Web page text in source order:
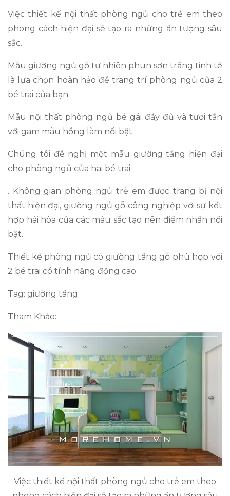
Việc thiết kế nội thất phòng ngủ cho trẻ em theo
phong cách hiện đại sẽ tạo ra những ấn tượng sâu
sắc.
Mẫu giường ngủ gỗ tự nhiên phun sơn trắng tinh tế
là lựa chọn hoàn hảo để trang trí phòng ngủ của 2
bé trai của bạn.
Mẫu nội thất phòng ngủ bé gái đầy đủ và tươi tắn
với gam màu hồng làm nổi bật.
Chúng tôi đề nghị một mẫu giường tầng hiện đại
cho phòng ngủ của hai bé trai.
. Không gian phòng ngủ trẻ em được trang bị nội
thất hiện đại, giường ngủ gỗ công nghiệp với sự kết
hợp hài hòa của các màu sắc tạo nên điểm nhấn nổi
bật.
Thiết kế phòng ngủ có giường tầng gỗ phù hợp với
2 bé trai có tính năng động cao.
Tag: giường tầng
Tham Khảo:
Việc thiết kế nội thất phòng ngủ cho trẻ em theo